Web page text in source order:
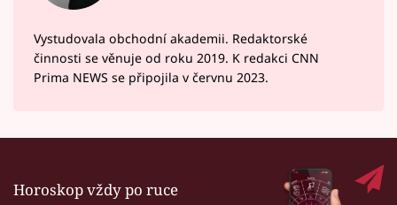
Vystudovala obchodní akademii. Redaktorské
činnosti se věnuje od roku 2019. K redakci CNN
Prima NEWS se připojila v červnu 2023.
Horoskop vždy po ruce